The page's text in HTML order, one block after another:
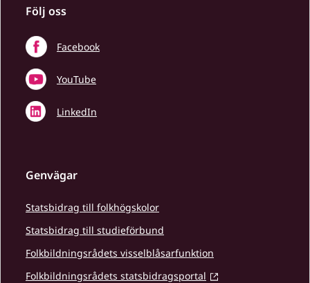
Följ oss
Facebook
YouTube
LinkedIn
Genvägar
Statsbidrag till folkhögskolor
Statsbidrag till studieförbund
Folkbildningsrådets visselblåsarfunktion
Folkbildningsrådets statsbidragsportal